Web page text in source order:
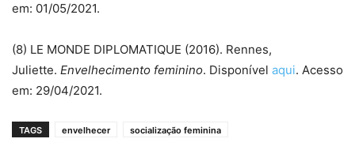
em: 01/05/2021.
(8) LE MONDE DIPLOMATIQUE (2016). Rennes,
Juliette. Envelhecimento feminino. Disponível aqui. Acesso
em: 29/04/2021.
TAGS envelhecer socialização feminina